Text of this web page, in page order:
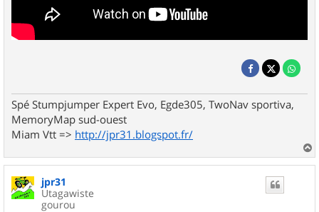
Spé Stumpjumper Expert Evo, Egde305, TwoNav sportiva,
MemoryMap sud-ouest
Miam Vtt => http://jpr31.blogspot.fr/
a
u
jpr31
Utagawiste
gourou